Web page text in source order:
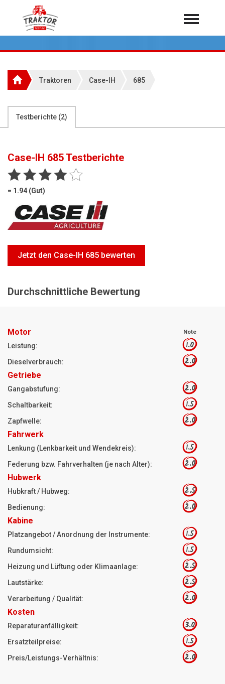
Home
Rundballenpressen
Teleskoplader
Rasentraktoren
Motorsägen
Freischneider
Über 7.000 Testberichte
Traktoren Case-IH 685
Testberichte (2)
Case-IH 685Testberichte
= 1.94 (Gut)
Jetzt den Case-IH 685 bewerten
Durchschnittliche Bewertung
Motor Note
Leistung: 1.0
Dieselverbrauch: 2.0
Getriebe
Gangabstufung: 2.0
Schaltbarkeit: 1.5
Zapfwelle: 2.0
Fahrwerk
Lenkung (Lenkbarkeit und Wendekreis): 1.5
Federung bzw. Fahrverhalten (je nach Alter): 2.0
Hubwerk
Hubkraft / Hubweg: 2.5
Bedienung: 2.0
Kabine
Platzangebot / Anordnung der Instrumente: 1.5
Rundumsicht: 1.5
Heizung und Lüftung oder Klimaanlage: 2.5
Lautstärke: 2.5
Verarbeitung / Qualität: 2.0
Kosten
Reparaturanfälligkeit: 3.0
Ersatzteilpreise: 1.5
Preis/Leistungs-Verhältnis: 2.0